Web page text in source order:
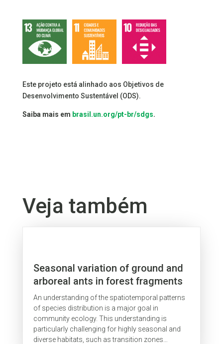
Este projeto está alinhado aos Objetivos de
Desenvolvimento Sustentável (ODS).
Saiba mais em brasil.un.org/pt-br/sdgs.
Veja também
Seasonal variation of ground and
arboreal ants in forest fragments
in the highly‑threatened
Cerrado‑Amazon transition
An understanding of the spatiotemporal patterns
of species distribution is a major goal in
community ecology. This understanding is
particularly challenging for highly seasonal and
diverse habitats, such as transition zones